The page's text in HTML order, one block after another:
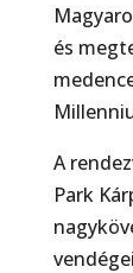
és
A
Park